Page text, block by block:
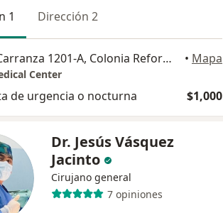
1 Dirección 2
Emilio Carranza 1201-A, Colonia Reforma, Oaxaca de Juárez, Oax., Oaxaca de Juárez • Mapa
Center
de urgencia o nocturna $1,000
Dr. Jesús Vásquez
Jacinto
Cirujano general
7 opiniones